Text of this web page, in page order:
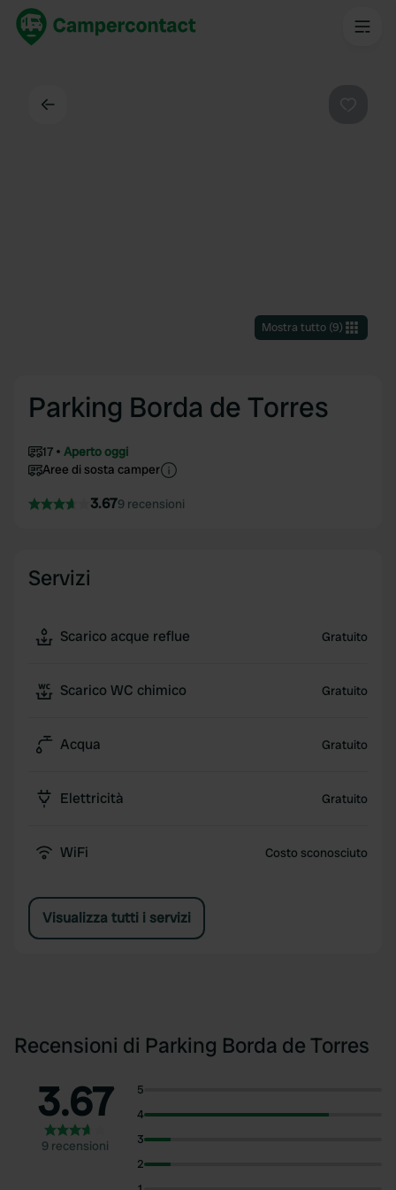
Mostra tutto(9)
Parking Borda de Torres
17
Aperto oggi
Aree di sosta camper
3.679 recensioni
Servizi
Scarico acque reflue Gratuito
Scarico WC chimico Gratuito
Acqua Gratuito
Elettricità Gratuito
WiFi Costo sconosciuto
Visualizza tutti i servizi
Recensioni di Parking Borda de Torres
3.67
9 recensioni
5
4
3
2